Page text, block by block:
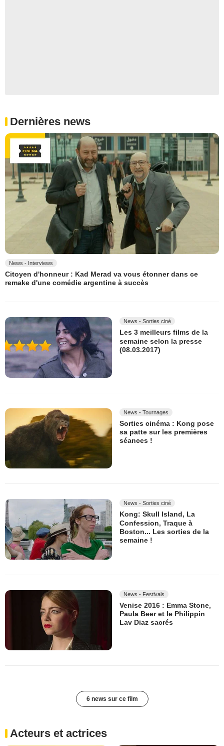
Dernières news
News - Interviews
Citoyen d'honneur : Kad Merad va vous étonner dans ce
remake d'une comédie argentine à succès
News - Sorties ciné
Les 3 meilleurs films de la
semaine selon la presse
(08.03.2017)
News - Tournages
Sorties cinéma : Kong pose
sa patte sur les premières
séances !
News - Sorties ciné
Kong: Skull Island, La
Confession, Traque à
Boston... Les sorties de la
semaine !
News - Festivals
Venise 2016 : Emma Stone,
Paula Beer et le Philippin
Lav Diaz sacrés
6 news sur ce film
Acteurs et actrices